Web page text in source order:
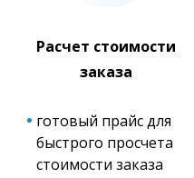
Расчет стоимости
заказа
готовый прайс для
быстрого просчета
стоимости заказа